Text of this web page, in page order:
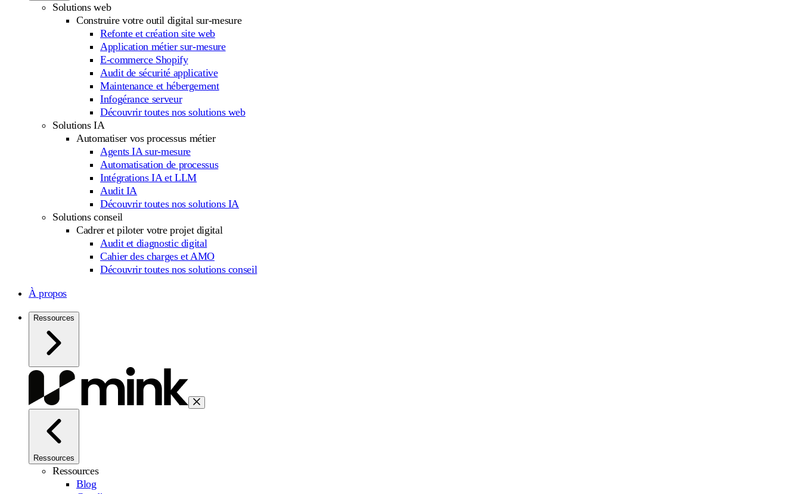
Solutions web
Construire votre outil digital sur-mesure
Refonte et création site web
Application métier sur-mesure
E-commerce Shopify
Audit de sécurité applicative
Maintenance et hébergement
Infogérance serveur
Découvrir toutes nos solutions web
Solutions IA
Automatiser vos processus métier
Agents IA sur-mesure
Automatisation de processus
Intégrations IA et LLM
Audit IA
Découvrir toutes nos solutions IA
Solutions conseil
Cadrer et piloter votre projet digital
Audit et diagnostic digital
Cahier des charges et AMO
Découvrir toutes nos solutions conseil
À propos
Ressources
Ressources
Ressources
Blog